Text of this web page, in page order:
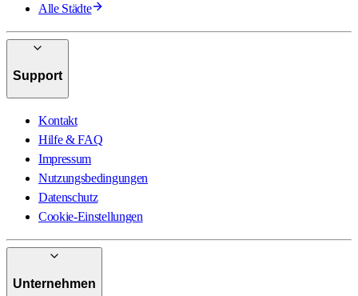
Alle Städte
Support
Kontakt
Hilfe & FAQ
Impressum
Nutzungsbedingungen
Datenschutz
Cookie-Einstellungen
Unternehmen